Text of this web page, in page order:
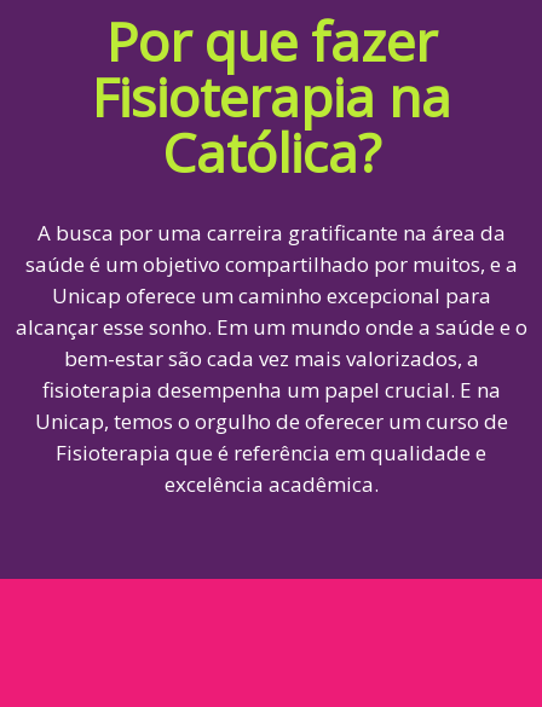
Por que fazer
Fisioterapia na
Católica?
A busca por uma carreira gratificante na área da
saúde é um objetivo compartilhado por muitos, e a
Unicap oferece um caminho excepcional para
alcançar esse sonho. Em um mundo onde a saúde e o
bem-estar são cada vez mais valorizados, a
fisioterapia desempenha um papel crucial. E na
Unicap, temos o orgulho de oferecer um curso de
Fisioterapia que é referência em qualidade e
excelência acadêmica.